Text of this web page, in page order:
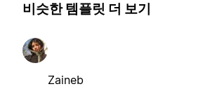
비슷한 템플릿 더 보기
Zaineb